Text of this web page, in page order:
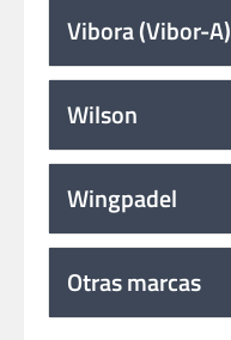
Vibora (Vibor-A)
Wilson
Wingpadel
Otras marcas